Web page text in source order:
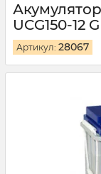
UCG150-12
Артикул: 28067